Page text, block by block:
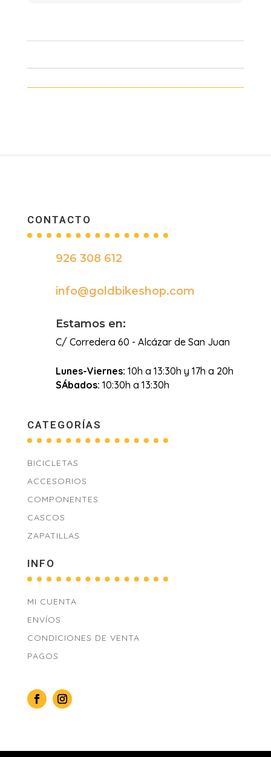
CONTACTO
926 308 612
info@goldbikeshop.com
Estamos en:
C/ Corredera 60 - Alcázar de San Juan
Lunes-Viernes: 10h a 13:30h y 17h a 20h
SÁbados: 10:30h a 13:30h
CATEGORÍAS
BICICLETAS
ACCESORIOS
COMPONENTES
CASCOS
ZAPATILLAS
INFO
MI CUENTA
ENVÍOS
CONDICIONES DE VENTA
PAGOS